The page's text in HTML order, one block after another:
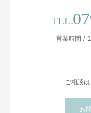
TEL.
営業時間 /
ご相談
お